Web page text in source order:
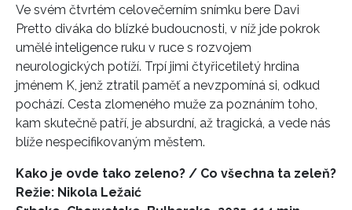
Ve svém čtvrtém celovečerním snímku bere Davi
Pretto diváka do blízké budoucnosti, v níž jde pokrok
umělé inteligence ruku v ruce s rozvojem
neurologických potíží. Trpí jimi čtyřicetiletý hrdina
jménem K, jenž ztratil paměť a nevzpomíná si, odkud
pochází. Cesta zlomeného muže za poznáním toho,
kam skutečně patří, je absurdní, až tragická, a vede nás
blíže nespecifikovaným městem.
Kako je ovde tako zeleno? / Co všechna ta zeleň?
Režie: Nikola Ležaić